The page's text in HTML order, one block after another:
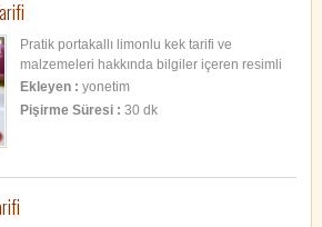
Pratik portakallı limonlu kek tarifi ve
malzemeleri hakkında bilgiler içeren resimli
kek tarifi.
Ekleyen : yonetim
Pişirme Süresi : 30 dk